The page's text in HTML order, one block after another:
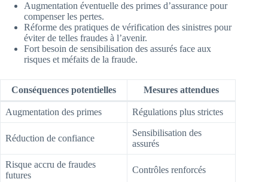
Augmentation éventuelle des primes d’assurance pour
compenser les pertes.
Réforme des pratiques de vérification des sinistres pour
éviter de telles fraudes à l’avenir.
Fort besoin de sensibilisation des assurés face aux
risques et méfaits de la fraude.
Conséquences potentielles Mesures attendues
Augmentation des primes Régulations plus strictes
Réduction de confiance
Sensibilisation des
assurés
Risque accru de fraudes
futures
Contrôles renforcés